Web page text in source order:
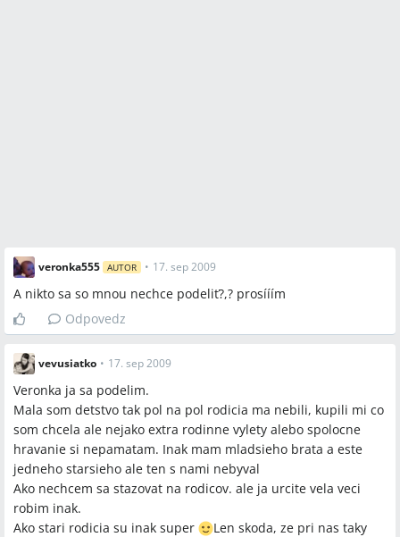
veronka555 AUTOR • 17. sep 2009
A nikto sa so mnou nechce podeliť?,? prosííím
Odpovedz
vevusiatko • 17. sep 2009
Veronka ja sa podelim.
Mala som detstvo tak pol na pol rodicia ma nebili, kupili mi co
som chcela ale nejako extra rodinne vylety alebo spolocne
hravanie si nepamatam. Inak mam mladsieho brata a este
jedneho starsieho ale ten s nami nebyval
Ako nechcem sa stazovat na rodicov. ale ja urcite vela veci
robim inak.
Ako stari rodicia su inak super
Len skoda, ze pri nas taky